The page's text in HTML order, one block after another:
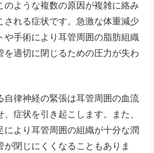
のような複数の原因が複雑に絡み
される症状です。急激な体重減少
や手術により耳管周囲の脂肪組織
を適切に閉じるための圧力が失わ
自律神経の緊張は耳管周囲の血流
、症状を引き起こします。また、
により耳管周囲の組織が十分な潤
が閉じにくくなることもありま